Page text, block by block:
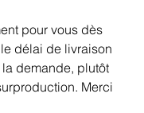
pour vous dès
délai de livraison
demande, plutôt
Merci